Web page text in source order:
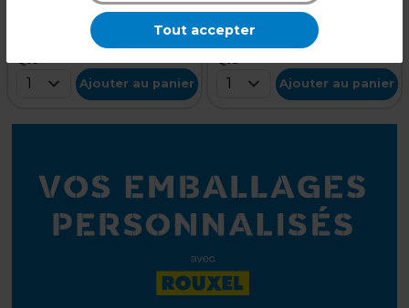
L 50 x H 40 mm
1 Ajouter au panier
Blanc
L 65 x H 40 mm
1 Ajouter au panier
Tout accepter